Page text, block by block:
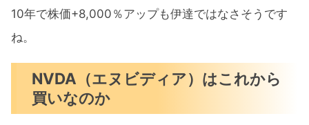
10年で株価+8,000％アップも伊達ではなさそうです
ね。
NVDA（エヌビディア）はこれから
買いなのか